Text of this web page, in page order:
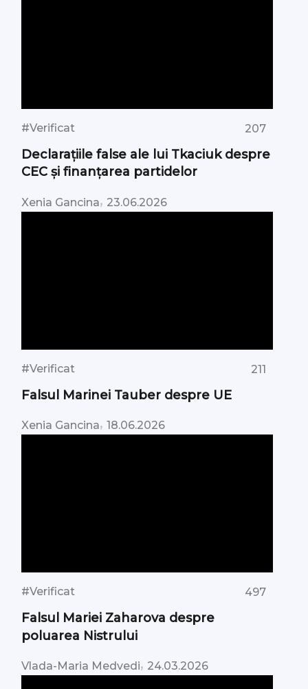
#Verificat 207
Declarațiile false ale lui Tkaciuk despre
CEC și finanțarea partidelor
Xenia Gancina, 23.06.2026
#Verificat 211
Falsul Marinei Tauber despre UE
Xenia Gancina,18.06.2026
#Verificat 497
Falsul Mariei Zaharova despre
poluarea Nistrului
Vlada-Maria Medvedi, 24.03.2026